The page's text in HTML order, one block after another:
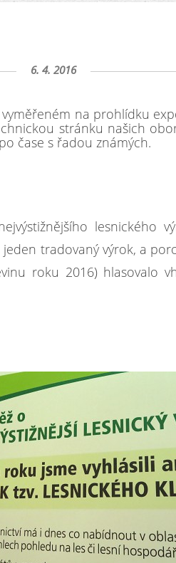
6. 4. 2016
na prohlídku
stránku našich
čase s řadou známých.
lesnického
tradovaný výrok, a
roku 2016) hlasovalo